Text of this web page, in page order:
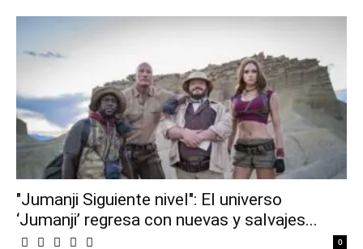
"Jumanji Siguiente nivel": El universo
‘Jumanji’ regresa con nuevas y salvajes...
0